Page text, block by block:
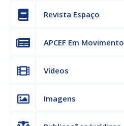
Revista Espaço
APCEF Em Movimento
Vídeos
Imagens